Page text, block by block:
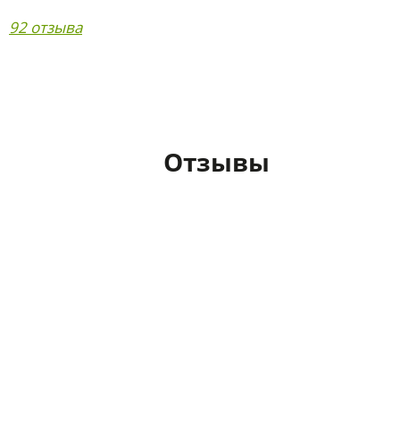
92 отзыва
Отзывы